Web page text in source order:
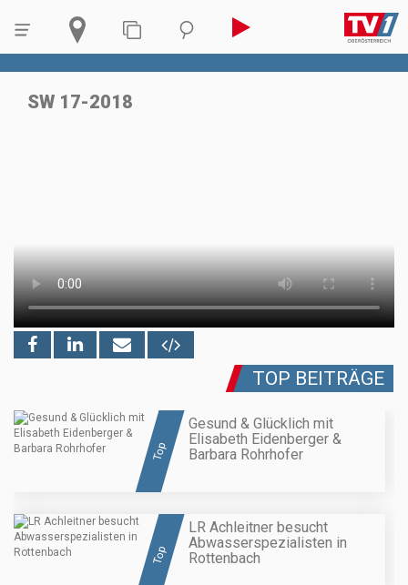
SW 17-2018
TOP BEITRÄGE
Top
Gesund & Glücklich mit
Elisabeth Eidenberger &
Barbara Rohrhofer
Top
LR Achleitner besucht
Abwasserspezialisten in
Rottenbach